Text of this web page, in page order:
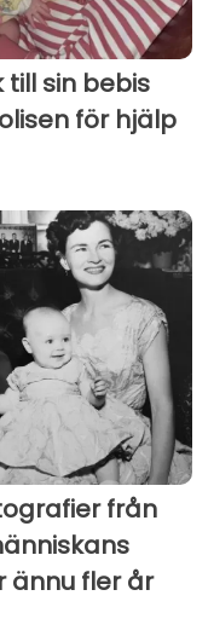
sin bebis
för hjälp
från
ännu fler år